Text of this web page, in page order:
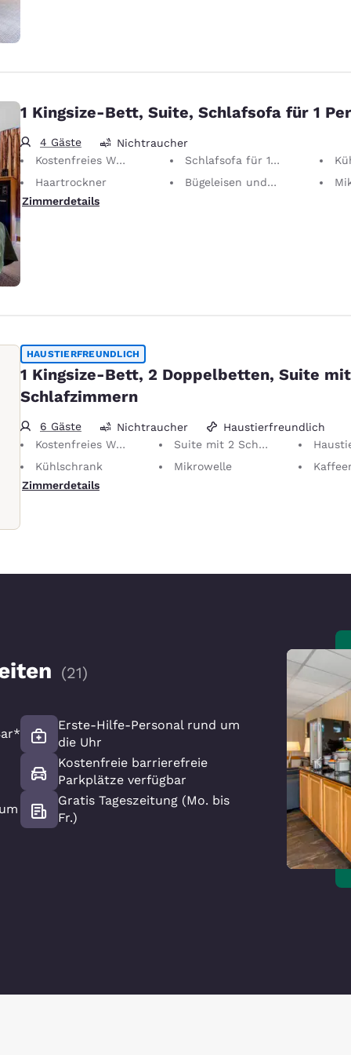
1 Kingsize-Bett, Suite, Schlafsofa für 1
4 Gäste
Nichtraucher
Kostenfreies WLAN
Schlafsofa für 1 Person
Haartrockner
Bügeleisen und Bügelbrett
Zimmerdetails
HAUSTIERFREUNDLICH
1 Kingsize-Bett, 2 Doppelbetten, Suite
Schlafzimmern
6 Gäste Nichtraucher
Haustierfreundlich
Kostenfreies WLAN
Suite mit 2 Schlafzimmern
Haustierfreundliches
Kühlschrank
Mikrowelle
Zimmerdetails
(21)
Erste-Hilfe-Personal rund um
die Uhr
Kostenfreie barrierefreie
Parkplätze verfügbar
Gratis Tageszeitung (Mo. bis
Fr.)